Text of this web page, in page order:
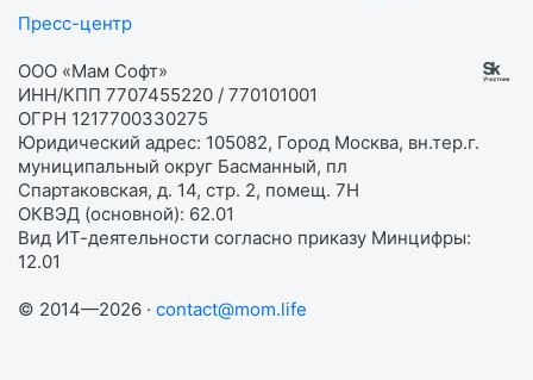
Пресс-центр
ООО «Мам Софт»
ИНН/КПП 7707455220 / 770101001
ОГРН 1217700330275
Юридический адрес: 105082, Город Москва, вн.тер.г.
муниципальный округ Басманный, пл
Спартаковская, д. 14, стр. 2, помещ. 7Н
ОКВЭД (основной): 62.01
Вид ИТ-деятельности согласно приказу Минцифры:
12.01
© 2014—2026 · contact@mom.life